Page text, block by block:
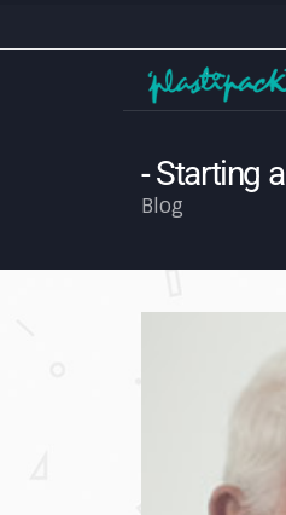
Starting
Blog